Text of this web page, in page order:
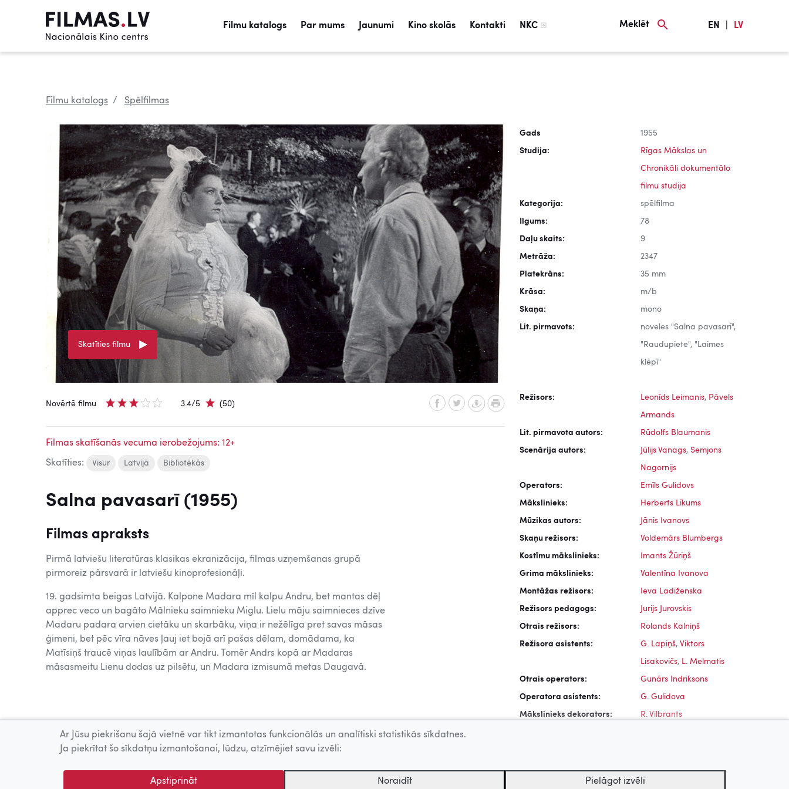
Filmu katalogs Par mums Jaunumi Kino skolās Kontakti NKC Meklēt EN LV
Filmu katalogs Spēlfilmas
Skatīties filmu
Novērtē filmu 3.4/5 (50)
Filmas skatīšanās vecuma ierobežojums: 12+
Skatīties: Visur Latvijā Bibliotēkās
Salna pavasarī (1955)
Filmas apraksts
Pirmā latviešu literatūras klasikas ekranizācija, filmas uzņemšanas grupā
pirmoreiz pārsvarā ir latviešu kinoprofesionāļi.
19. gadsimta beigas Latvijā. Kalpone Madara mīl kalpu Andru, bet mantas dēļ
apprec veco un bagāto Mālnieku saimnieku Miglu. Lielu māju saimnieces dzīve
Madaru padara arvien cietāku un skarbāku, viņa ir nežēlīga pret savas māsas
ģimeni, bet pēc vīra nāves ļauj iet bojā arī pašas dēlam, domādama, ka
Matīsiņš traucē viņas laulībām ar Andru. Tomēr Andrs kopā ar Madaras
māsasmeitu Lienu dodas uz pilsētu, un Madara izmisumā metas Daugavā.
Gads 1955
Studija: Rīgas Mākslas un
Chronikāli dokumentālo
filmu studija
Kategorija: spēlfilma
Ilgums: 78
Daļu skaits: 9
Metrāža: 2347
Platekrāns: 35 mm
Krāsa: m/b
Skaņa: mono
Lit. pirmavots: noveles "Salna pavasarī",
"Raudupiete", "Laimes
klēpī"
Režisors: Leonīds Leimanis, Pāvels
Armands
Lit. pirmavota autors: Rūdolfs Blaumanis
Scenārija autors: Jūlijs Vanags, Semjons
Nagornijs
Operators: Emīls Gulidovs
Mākslinieks: Herberts Līkums
Mūzikas autors: Jānis Ivanovs
Skaņu režisors: Voldemārs Blumbergs
Kostīmu mākslinieks: Imants Žūriņš
Grima mākslinieks: Valentīna Ivanova
Montāžas režisors: Ieva Ladiženska
Režisors pedagogs: Jurijs Jurovskis
Otrais režisors: Rolands Kalniņš
Režisora asistents: G. Lapiņš, Viktors
Lisakovičs, L. Melmatis
Otrais operators: Gunārs Indriksons
Operatora asistents: G. Gulidova
Mākslinieks dekorators: R. Vilbrants
Rudzīte (Mūrniece)
Ar Jūsu piekrišanu šajā vietnē var tikt izmantotas funkcionālās un analītiski statistikās sīkdatnes.
Ja piekrītat šo sīkdatņu izmantošanai, lūdzu, atzīmējiet savu izvēli:
Apstiprināt Noraidīt Pielāgot izvēli